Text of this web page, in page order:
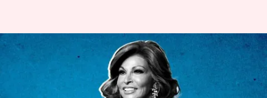
Mengenang peran paling ikonik
dari veteran Hollywood Raquel